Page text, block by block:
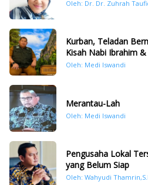
Oleh: Dr. Dr. Zuhrah
Kurban, Teladan
Kisah Nabi Ibrahim
Oleh: Medi Iswandi
Merantau-Lah
Oleh: Medi Iswandi
Pengusaha Lokal
yang Belum Siap
Oleh: Wahyudi